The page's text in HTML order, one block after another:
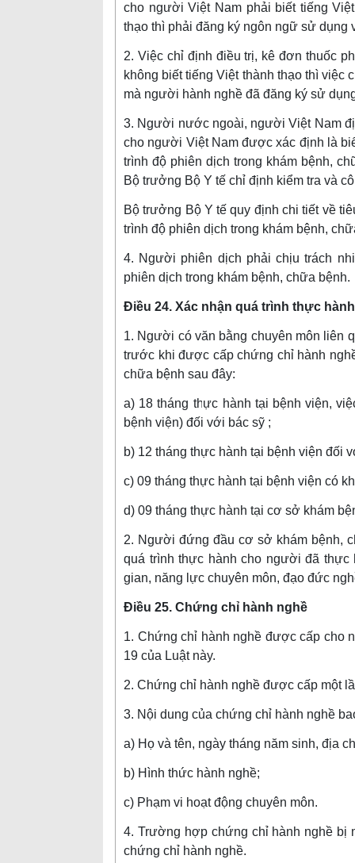
cho người Việt Nam phải biết tiếng
thạo thì phải đăng ký ngôn ngữ sử dụng
2. Việc chỉ định điều trị, kê đơn thuốc
không biết tiếng Việt thành thạo thì việc
mà người hành nghề đã đăng ký sử
3. Người nước ngoài, người Việt Nam
cho người Việt Nam được xác định là
trình độ phiên dịch trong khám bệnh,
Bộ trưởng Bộ Y tế chỉ định kiểm tra và
Bộ trưởng Bộ Y tế quy định chi tiết về
trình độ phiên dịch trong khám bệnh,
4. Người phiên dịch phải chịu trách
phiên dịch trong khám bệnh, chữa bệnh.
Điều 24. Xác nhận quá trình thực hành
1. Người có văn bằng chuyên môn liên
trước khi được cấp chứng chỉ hành
chữa bệnh sau đây:
a) 18 tháng thực hành tại bệnh viện,
bệnh viện) đối với bác sỹ ;
b) 12 tháng thực hành tại bệnh viện đối
c) 09 tháng thực hành tại bệnh viện có
d) 09 tháng thực hành tại cơ sở khám
2. Người đứng đầu cơ sở khám bệnh,
quá trình thực hành cho người đã
gian, năng lực chuyên môn, đạo đức
Điều 25. Chứng chỉ hành nghề
1. Chứng chỉ hành nghề được cấp cho
19 của Luật này.
2. Chứng chỉ hành nghề được cấp một
3. Nội dung của chứng chỉ hành nghề
a) Họ và tên, ngày tháng năm sinh, địa
b) Hình thức hành nghề;
c) Phạm vi hoạt động chuyên môn.
4. Trường hợp chứng chỉ hành nghề
chứng chỉ hành nghề.